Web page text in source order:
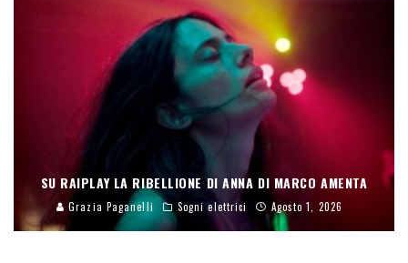
SU RAIPLAY LA RIBELLIONE DI ANNA DI MARCO AMENTA
Grazia Paganelli Sogni elettrici Agosto 1, 2026